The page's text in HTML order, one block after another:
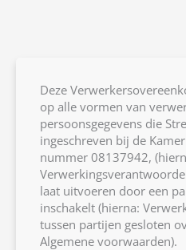
Deze
op alle vormen van
persoonsgegevens die
ingeschreven bij de
nummer 08137942,
laat uitvoeren door een
inschakelt (hierna:
tussen partijen gesloten
Algemene voorwaarden).